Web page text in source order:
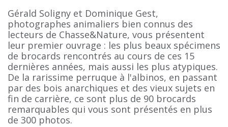
Gérald Soligny et Dominique Gest,
photographes animaliers bien connus des
lecteurs de Chasse&Nature, vous présentent
leur premier ouvrage : les plus beaux spécimens
de brocards rencontrés au cours de ces 15
dernières années, mais aussi les plus atypiques.
De la rarissime perruque à l'albinos, en passant
par des bois anarchiques et des vieux sujets en
fin de carrière, ce sont plus de 90 brocards
remarquables qui vous sont présentés en plus
de 300 photos.